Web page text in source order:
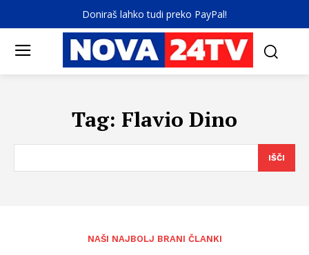
Doniraš lahko tudi preko PayPal!
Tag: Flavio Dino
IŠČI
NAŠI NAJBOLJ BRANI ČLANKI